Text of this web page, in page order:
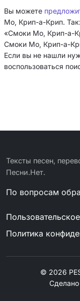
Вы можете
Мо, Крип-а-Крип.
«Смоки Мо, Крип-а-
Смоки Мо, Крип-а-
Если вы не нашли
воспользоваться
Тексты песен,
Песни.Нет.
По вопросам
Политика
© 2026
Сделано